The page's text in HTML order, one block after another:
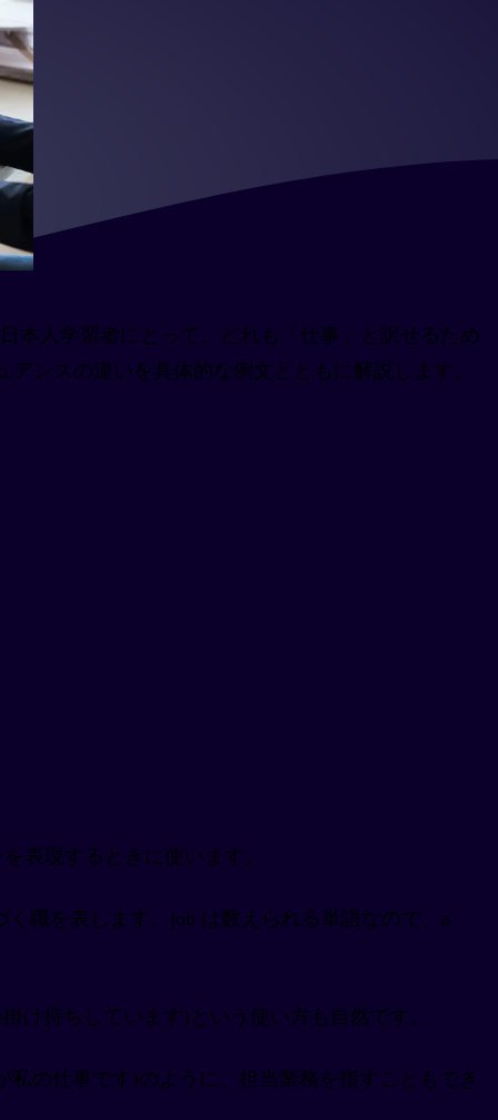
本人学習者にとって、どれも「仕事」と訳せるため
ンスの違いを具体的な例文とともに解説します。
表現するときに使います。
く職を表します。job は数えられる単語なので、a
け持ちしています)という使い方も自然です。
私の仕事です)のように、担当業務を指すこともでき